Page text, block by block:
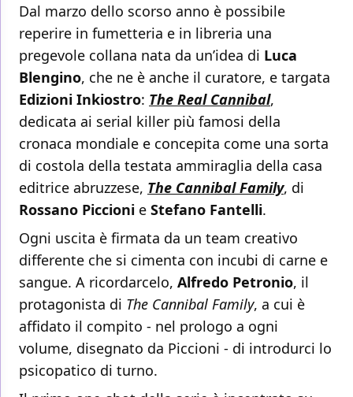
Dal marzo dello scorso anno è possibile
reperire in fumetteria e in libreria una
pregevole collana nata da un’idea di Luca
Blengino, che ne è anche il curatore, e targata
Edizioni Inkiostro: The Real Cannibal,
dedicata ai serial killer più famosi della
cronaca mondiale e concepita come una sorta
di costola della testata ammiraglia della casa
editrice abruzzese, The Cannibal Family, di
Rossano Piccioni e Stefano Fantelli.
Ogni uscita è firmata da un team creativo
differente che si cimenta con incubi di carne e
sangue. A ricordarcelo, Alfredo Petronio, il
protagonista di The Cannibal Family, a cui è
affidato il compito - nel prologo a ogni
volume, disegnato da Piccioni - di introdurci lo
psicopatico di turno.